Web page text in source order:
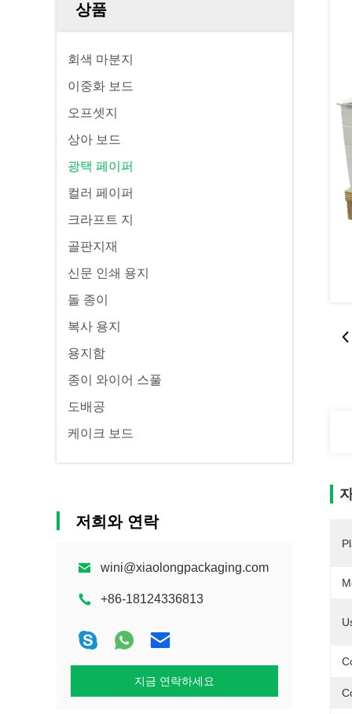
상품
회색 마분지
이중화 보드
오프셋지
상아 보드
광택 페이퍼
컬러 페이퍼
크라프트 지
골판지재
신문 인쇄 용지
돌 종이
복사 용지
용지함
종이 와이어 스풀
도배공
케이크 보드
저희와 연락
wini@xiaolongpackaging.com
+86-18124336813
지금 연락하세요